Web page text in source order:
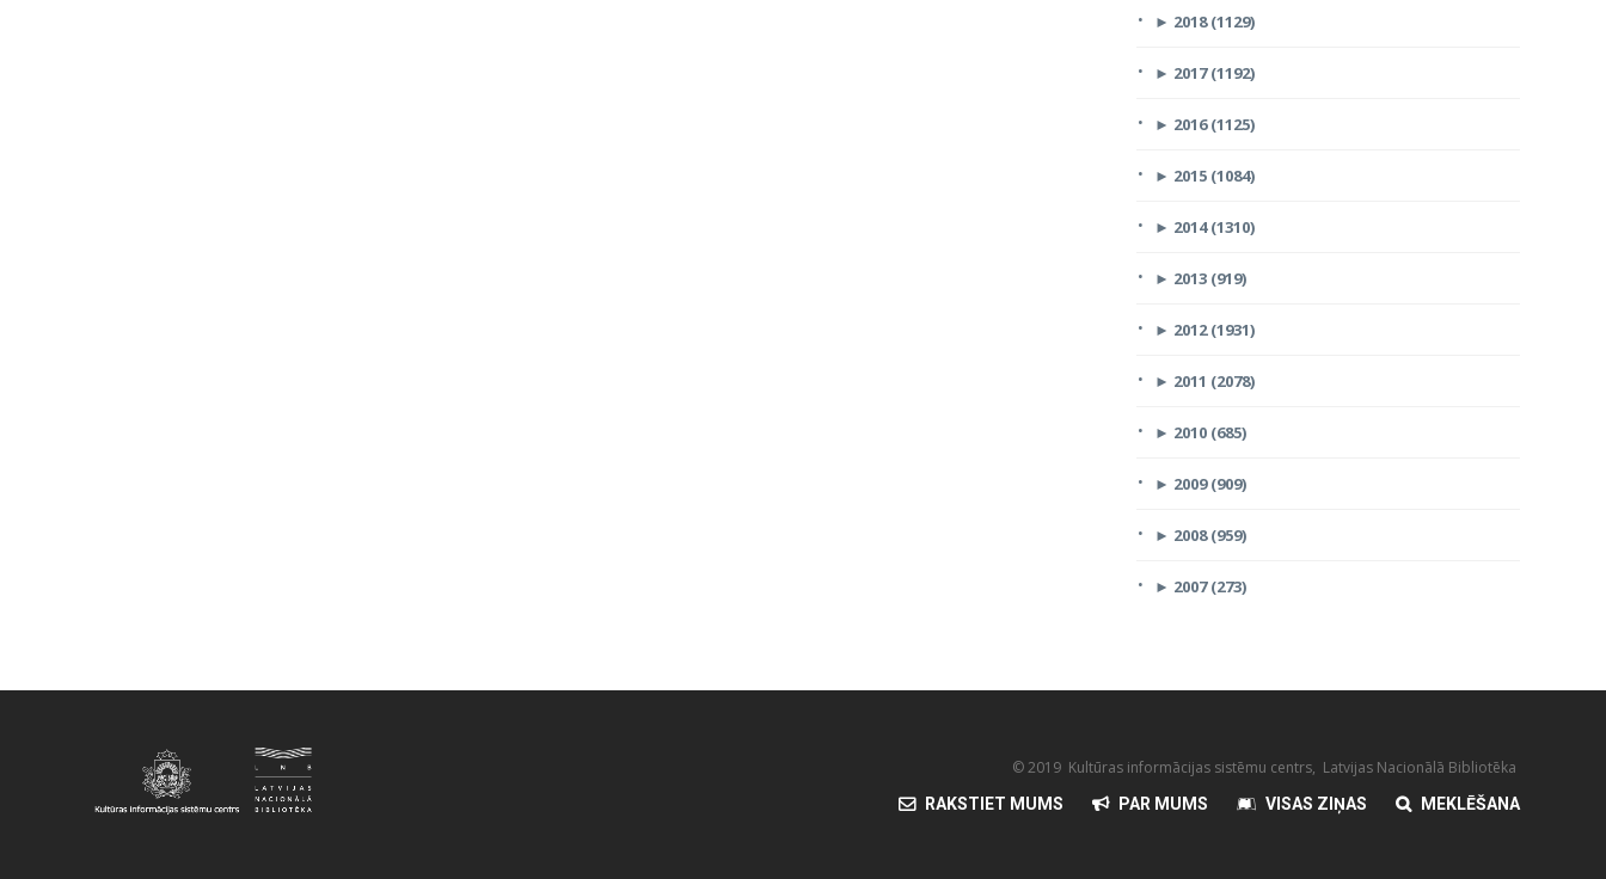
► 2018 (1129)
► 2017 (1192)
► 2016 (1125)
► 2015 (1084)
► 2014 (1310)
► 2013 (919)
► 2012 (1931)
► 2011 (2078)
► 2010 (685)
► 2009 (909)
► 2008 (959)
► 2007 (273)
© 2019 Kultūras informācijas sistēmu centrs, Latvijas Nacionālā Bibliotēka
RAKSTIET MUMS PAR MUMS VISAS ZIŅAS MEKLĒŠANA